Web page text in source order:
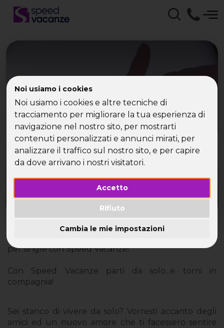
Noi usiamo i cookies
Noi usiamo i cookies e altre tecniche di
tracciamento per migliorare la tua esperienza di
navigazione nel nostro sito, per mostrarti
contenuti personalizzati e annunci mirati, per
analizzare il traffico sul nostro sito, e per capire
da dove arrivano i nostri visitatori.
Accetto
Rifiuto
Cambia le mie impostazioni
Vacanza Singol con
Speed Vacanze - Viaggi
Vacanze per Single
per single con Speed Vacanze!
Con Speed Vacanze parti da solo...e torni in
compagnia!
Sei stanco di vivere da solo? Vorresti accanto degli
amici ed un nuovo amore che ti facessero sentire